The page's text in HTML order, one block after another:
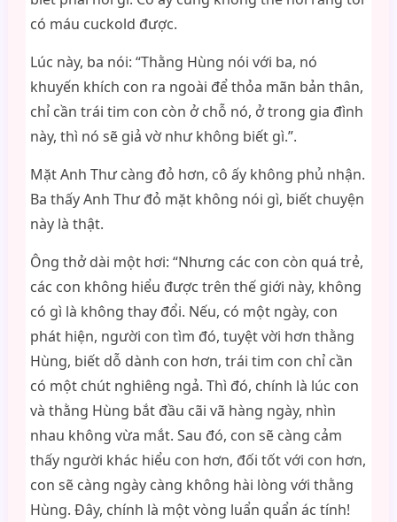
có máu cuckold được.
Lúc này, ba nói: “Thằng Hùng nói với ba, nó
khuyến khích con ra ngoài để thỏa mãn bản thân,
chỉ cần trái tim con còn ở chỗ nó, ở trong gia đình
này, thì nó sẽ giả vờ như không biết gì.”.
Mặt Anh Thư càng đỏ hơn, cô ấy không phủ nhận.
Ba thấy Anh Thư đỏ mặt không nói gì, biết chuyện
này là thật.
Ông thở dài một hơi: “Nhưng các con còn quá trẻ,
các con không hiểu được trên thế giới này, không
có gì là không thay đổi. Nếu, có một ngày, con
phát hiện, người con tìm đó, tuyệt vời hơn thằng
Hùng, biết dỗ dành con hơn, trái tim con chỉ cần
có một chút nghiêng ngả. Thì đó, chính là lúc con
và thằng Hùng bắt đầu cãi vã hàng ngày, nhìn
nhau không vừa mắt. Sau đó, con sẽ càng cảm
thấy người khác hiểu con hơn, đối tốt với con hơn,
con sẽ càng ngày càng không hài lòng với thằng
Hùng. Đây, chính là một vòng luẩn quẩn ác tính!